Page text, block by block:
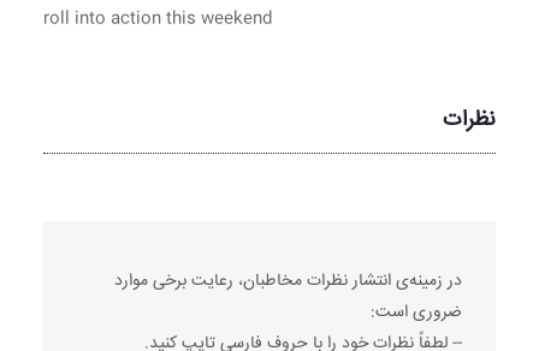
roll into action this weekend
نظرات
در زمینه‌ی انتشار نظرات مخاطبان، رعایت برخی موارد
ضروری است:
-- لطفاً نظرات خود را با حروف فارسی تایپ کنید.